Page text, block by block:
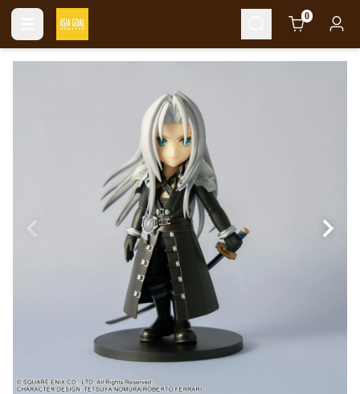
Cart 0